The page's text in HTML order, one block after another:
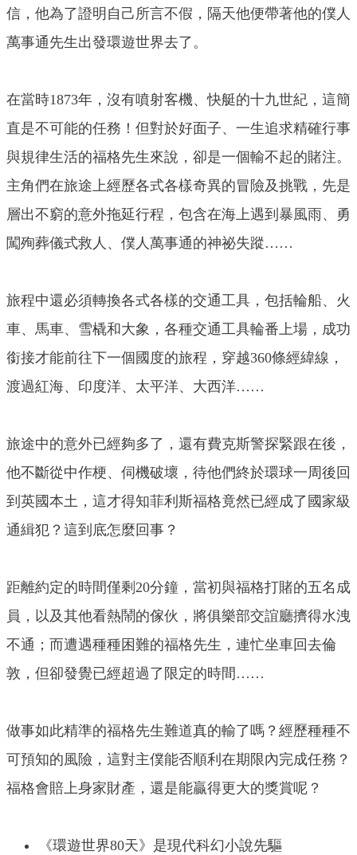
信，他為了證明自己所言不假，隔天他便帶著他的僕人
萬事通先生出發環遊世界去了。
在當時1873年，沒有噴射客機、快艇的十九世紀，這簡
直是不可能的任務！但對於好面子、一生追求精確行事
與規律生活的福格先生來說，卻是一個輸不起的賭注。
主角們在旅途上經歷各式各樣奇異的冒險及挑戰，先是
層出不窮的意外拖延行程，包含在海上遇到暴風雨、勇
闖殉葬儀式救人、僕人萬事通的神祕失蹤……
旅程中還必須轉換各式各樣的交通工具，包括輪船、火
車、馬車、雪橇和大象，各種交通工具輪番上場，成功
銜接才能前往下一個國度的旅程，穿越360條經緯線，
渡過紅海、印度洋、太平洋、大西洋……
旅途中的意外已經夠多了，還有費克斯警探緊跟在後，
他不斷從中作梗、伺機破壞，待他們終於環球一周後回
到英國本土，這才得知菲利斯福格竟然已經成了國家級
通緝犯？這到底怎麼回事？
距離約定的時間僅剩20分鐘，當初與福格打賭的五名成
員，以及其他看熱鬧的傢伙，將俱樂部交誼廳擠得水洩
不通；而遭遇種種困難的福格先生，連忙坐車回去倫
敦，但卻發覺已經超過了限定的時間……
做事如此精準的福格先生難道真的輸了嗎？經歷種種不
可預知的風險，這對主僕能否順利在期限內完成任務？
福格會賠上身家財產，還是能贏得更大的獎賞呢？
《環遊世界80天》是現代科幻小說先驅